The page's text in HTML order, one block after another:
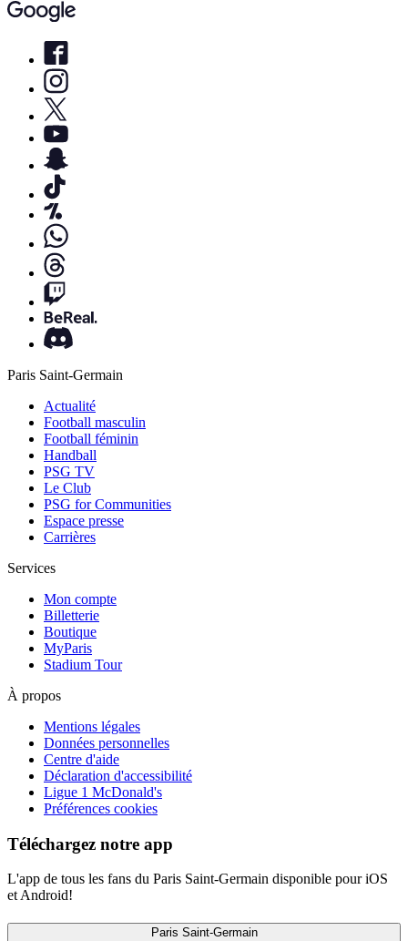
Paris Saint-Germain
Actualité
Football masculin
Football féminin
Handball
PSG TV
Le Club
PSG for Communities
Espace presse
Carrières
Services
Mon compte
Billetterie
Boutique
MyParis
Stadium Tour
À propos
Mentions légales
Données personnelles
Centre d'aide
Déclaration d'accessibilité
Ligue 1 McDonald's
Préférences cookies
Téléchargez notre app
L'app de tous les fans du Paris Saint-Germain disponible pour iOS
et Android!
Paris Saint-Germain